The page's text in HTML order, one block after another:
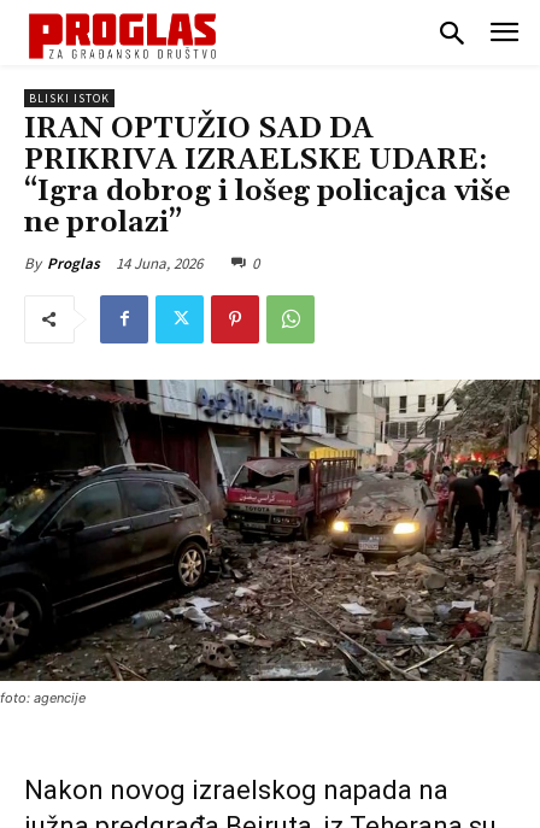
BLISKI ISTOK
IRAN OPTUŽIO SAD DA
PRIKRIVA IZRAELSKE UDARE:
“Igra dobrog i lošeg policajca više
ne prolazi”
By Proglas 14 Juna, 2026 0
foto: agencije
Nakon novog izraelskog napada na